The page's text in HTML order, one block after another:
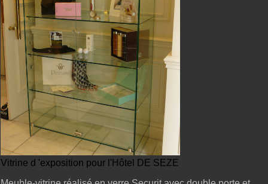
Vitrine d 'exposition pour l'Hôtel DE SEZE